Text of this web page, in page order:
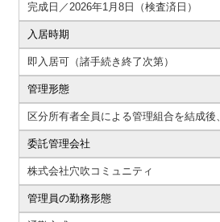
完成日／2026年1月8日（検査済日）
入居時期
即入居可（諸手続き終了次第）
管理形態
区分所有者全員による管理組合を結成後
委託管理会社
株式会社穴吹コミュニティ
管理員の勤務形態